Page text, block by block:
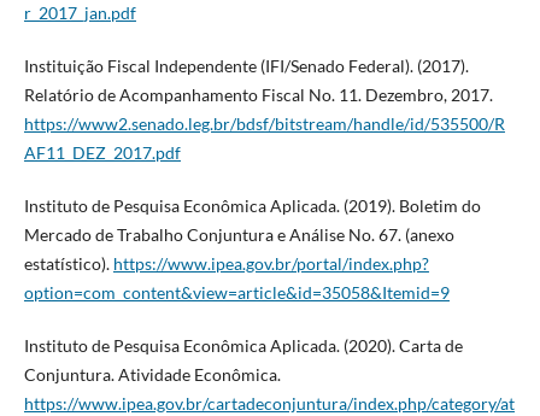
r_2017_jan.pdf
Instituição Fiscal Independente (IFI/Senado Federal). (2017).
Relatório de Acompanhamento Fiscal No. 11. Dezembro, 2017.
https://www2.senado.leg.br/bdsf/bitstream/handle/id/535500/R
AF11_DEZ_2017.pdf
Instituto de Pesquisa Econômica Aplicada. (2019). Boletim do
Mercado de Trabalho Conjuntura e Análise No. 67. (anexo
estatístico). https://www.ipea.gov.br/portal/index.php?
option=com_content&view=article&id=35058&Itemid=9
Instituto de Pesquisa Econômica Aplicada. (2020). Carta de
Conjuntura. Atividade Econômica.
https://www.ipea.gov.br/cartadeconjuntura/index.php/category/at